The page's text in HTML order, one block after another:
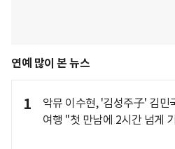
연예 많이 본 뉴스
1
악뮤 이수현, '김성주子' 김민
여행 "첫 만남에 2시간 넘게